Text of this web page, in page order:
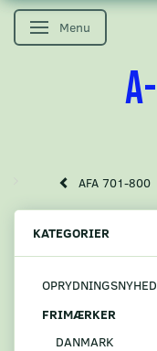
Skifte navigation
Menu
AFA 701-800
KATEGORIER
FRIMÆRKER
DANMARK